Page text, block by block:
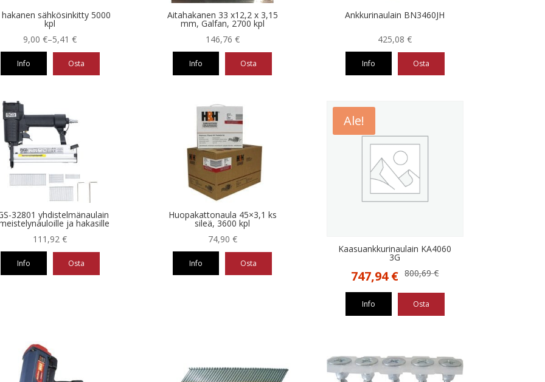
sähkösinkitty 5000
kpl
5,41€
–
9,00€Hintaluokka:
5,41 €
Info Osta
Aitahakanen 33 x12,2 x 3,15
mm, Galfan, 2700 kpl
146,76 €
Info Osta
Ankkurinaulain BN3460JH
425,08€
Info Osta
32801 yhdistelmänaulain
ja hakasille
111,92€
Info Osta
Huopakattonaula 45×3,1 ks
sileä, 3600 kpl
74,90 €
Info Osta
Ale!
Kaasuankkurinaulain KA4060
3G
800,69€
Alkuperäinen
800,69 €.
747,94€Nykyinen
747,94 €.
Info Osta